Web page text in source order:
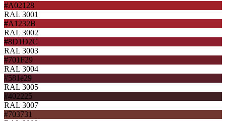
#A02128
RAL 3001
#A1232B
RAL 3002
#8D1D2C
RAL 3003
#701F29
RAL 3004
#581e29
RAL 3005
#402225
RAL 3007
#703731